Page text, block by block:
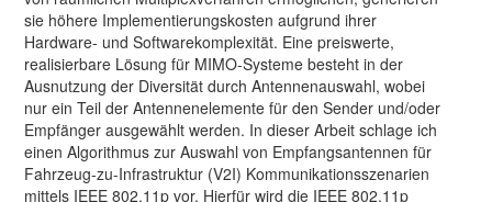
sie höhere Implementierungskosten aufgrund ihrer
Hardware- und Softwarekomplexität. Eine preiswerte,
realisierbare Lösung für MIMO-Systeme besteht in der
Ausnutzung der Diversität durch Antennenauswahl, wobei
nur ein Teil der Antennenelemente für den Sender und/oder
Empfänger ausgewählt werden. In dieser Arbeit schlage ich
einen Algorithmus zur Auswahl von Empfangsantennen für
Fahrzeug-zu-Infrastruktur (V2I) Kommunikationsszenarien
mittels IEEE 802.11p vor. Hierfür wird die IEEE 802.11p